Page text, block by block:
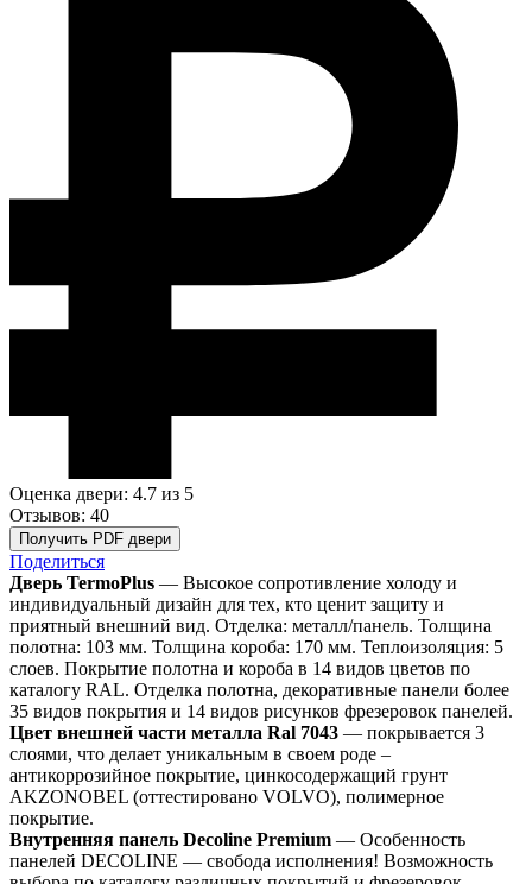
Оценка двери: 4.7 из 5
Отзывов: 40
Получить PDF двери
Поделиться
Дверь TermoPlus — Высокое сопротивление холоду и
индивидуальный дизайн для тех, кто ценит защиту и
приятный внешний вид. Отделка: металл/панель. Толщина
полотна: 103 мм. Толщина короба: 170 мм. Теплоизоляция: 5
слоев. Покрытие полотна и короба в 14 видов цветов по
каталогу RAL. Отделка полотна, декоративные панели более
35 видов покрытия и 14 видов рисунков фрезеровок панелей.
Цвет внешней части металла Ral 7043 — покрывается 3
слоями, что делает уникальным в своем роде –
антикоррозийное покрытие, цинкосодержащий грунт
AKZONOBEL (оттестировано VOLVO), полимерное
покрытие.
Внутренняя панель Decoline Premium — Особенность
панелей DECOLINE — свобода исполнения! Возможность